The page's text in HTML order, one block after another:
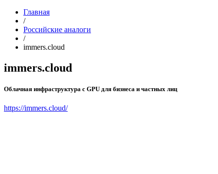
Главная
/
Российские аналоги
/
immers.cloud
immers.cloud
Облачная инфраструктура с GPU для бизнеса и частных лиц
https://immers.cloud/